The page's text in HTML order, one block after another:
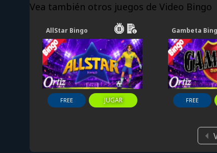
Vea también otros juegos de Video Bingo
AllStar Bingo
JUGAR
FREE
Gambeta
FREE